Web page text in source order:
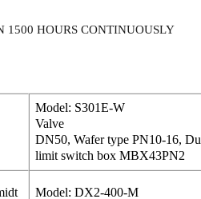
HOURS CONTINUOUSLY
Model: S301E-W
Valve
DN50, Wafer type PN10-16,
limit switch box MBX43PN2
Model: DX2-400-M